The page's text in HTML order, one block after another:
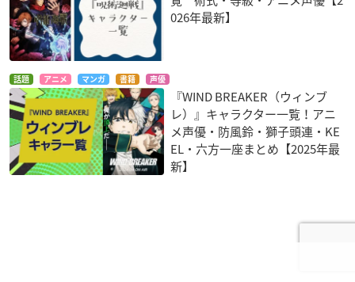
026年最新】
話題 アニメ マンガ 書籍 声優
『WIND BREAKER（ウィンブ
レ）』キャラクター一覧！アニ
メ声優・防風鈴・獅子頭連・KE
EL・六方一座まとめ【2025年最
新】